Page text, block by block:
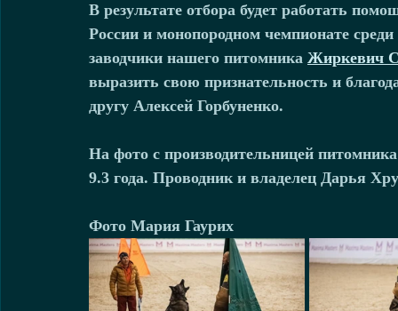
В результате отбора будет работать
России и монопородном чемпионате
заводчики нашего питомника Жиркевич
выразить свою признательность и
другу Алексей Горбуненко.
На фото с производительницей
9.3 года. Проводник и владелец Дарья
Фото Мария Гаурих